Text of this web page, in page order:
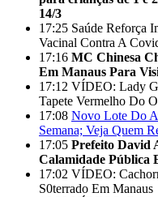
14/3
17:25 Saúde Reforça
Vacinal Contra A
17:16 MC Chinesa
Em Manaus Para
17:12 VÍDEO: Lady
Tapete Vermelho Do
17:08 Novo Lote Do
Semana; Veja Quem
17:05 Prefeito David
Calamidade Pública
17:02 VÍDEO:
S0terrado Em Manaus